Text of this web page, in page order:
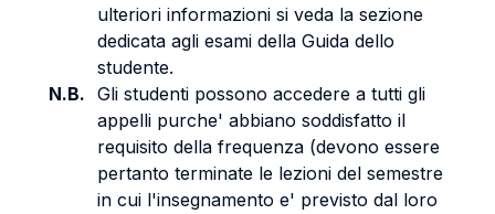
ulteriori informazioni si veda la sezione
dedicata agli esami della Guida dello
studente.
N.B. Gli studenti possono accedere a tutti gli
appelli purche' abbiano soddisfatto il
requisito della frequenza (devono essere
pertanto terminate le lezioni del semestre
in cui l'insegnamento e' previsto dal loro